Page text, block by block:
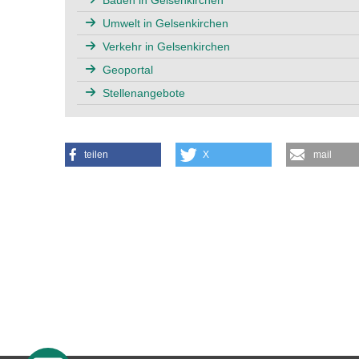
Umwelt in Gelsenkirchen
Verkehr in Gelsenkirchen
Geoportal
Stellenangebote
teilen X mail